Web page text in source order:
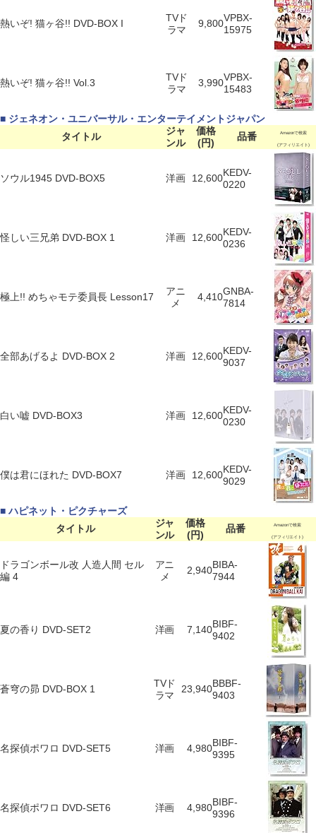
熱いぞ! 猫ヶ谷!! DVD-BOX I
TVド
ラマ
9,800VPBX-
15975
熱いぞ! 猫ヶ谷!! Vol.3
TVド
ラマ
3,990VPBX-
15483
■ ジェネオン・ユニバーサル・エンターテイメントジャパン
タイトル
ジャ
ンル
価格
(円)
品番 Amazonで検索
(アフィリエイト)
ソウル1945 DVD-BOX5 洋画 12,600KEDV-
0220
怪しい三兄弟 DVD-BOX 1 洋画 12,600KEDV-
0236
極上!! めちゃモテ委員長 Lesson17
アニ
メ
4,410GNBA-
7814
全部あげるよ DVD-BOX 2 洋画 12,600KEDV-
9037
白い嘘 DVD-BOX3 洋画 12,600KEDV-
0230
僕は君にほれた DVD-BOX7 洋画 12,600KEDV-
9029
■ ハピネット・ピクチャーズ
タイトル
ジャ
ンル
価格
(円)
品番 Amazonで検索
(アフィリエイト)
ドラゴンボール改 人造人間 セル
編 4
アニ
メ
2,940BIBA-
7944
夏の香り DVD-SET2 洋画 7,140BIBF-
9402
蒼穹の昴 DVD-BOX 1
TVド
ラマ
23,940BBBF-
9403
名探偵ポワロ DVD-SET5 洋画 4,980BIBF-
9395
名探偵ポワロ DVD-SET6 洋画 4,980BIBF-
9396